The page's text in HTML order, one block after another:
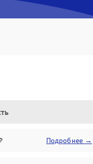
Подробнее →